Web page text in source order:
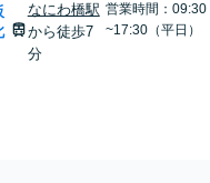
なにわ橋駅
から徒歩7
分
営業時間：09:30
~17:30（平日）